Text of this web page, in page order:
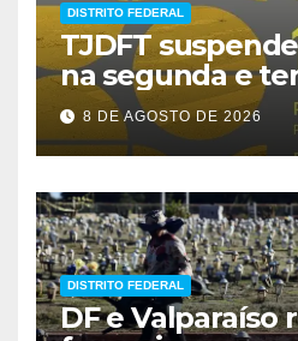
DISTRITO FEDERAL
TJDFT
na segunda e
prazos
8 DE AGOSTO DE 2026
DISTRITO FEDERAL
DF e Valparaíso